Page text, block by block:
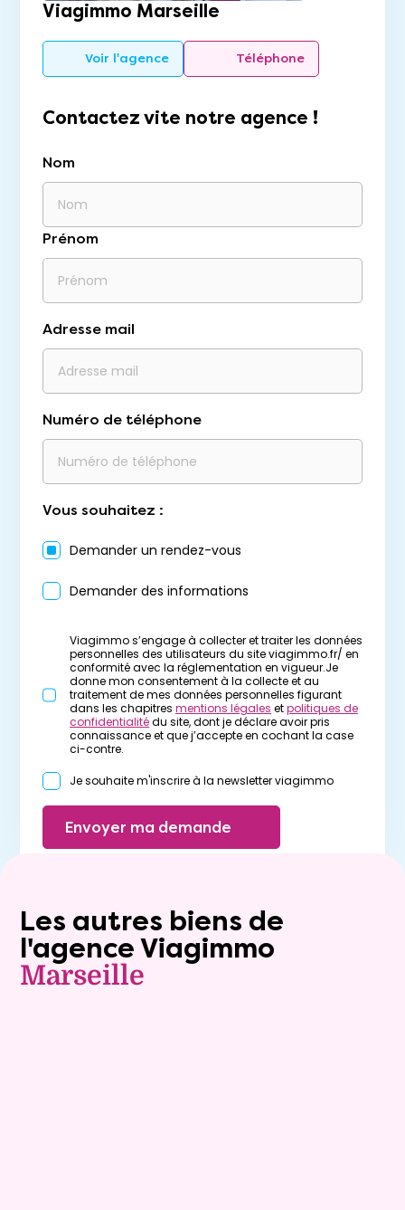
Viagimmo Marseille
Voir l'agence Téléphone
Contactez vite notre agence !
Nom
Prénom
Adresse mail
Numéro de téléphone
Vous souhaitez :
Demander un rendez-vous
Demander des informations
Viagimmo s’engage à collecter et traiter les données
personnelles des utilisateurs du site viagimmo.fr/ en
conformité avec la réglementation en vigueur.Je
donne mon consentement à la collecte et au
traitement de mes données personnelles figurant
dans les chapitres mentions légales etpolitiques de
confidentialitédu site, dont je déclare avoir pris
connaissance et que j’accepte en cochant la case
ci-contre.
Je souhaite m'inscrire à la newsletter viagimmo
Envoyer ma demande
Les autres biens de
l'agence Viagimmo
Marseille